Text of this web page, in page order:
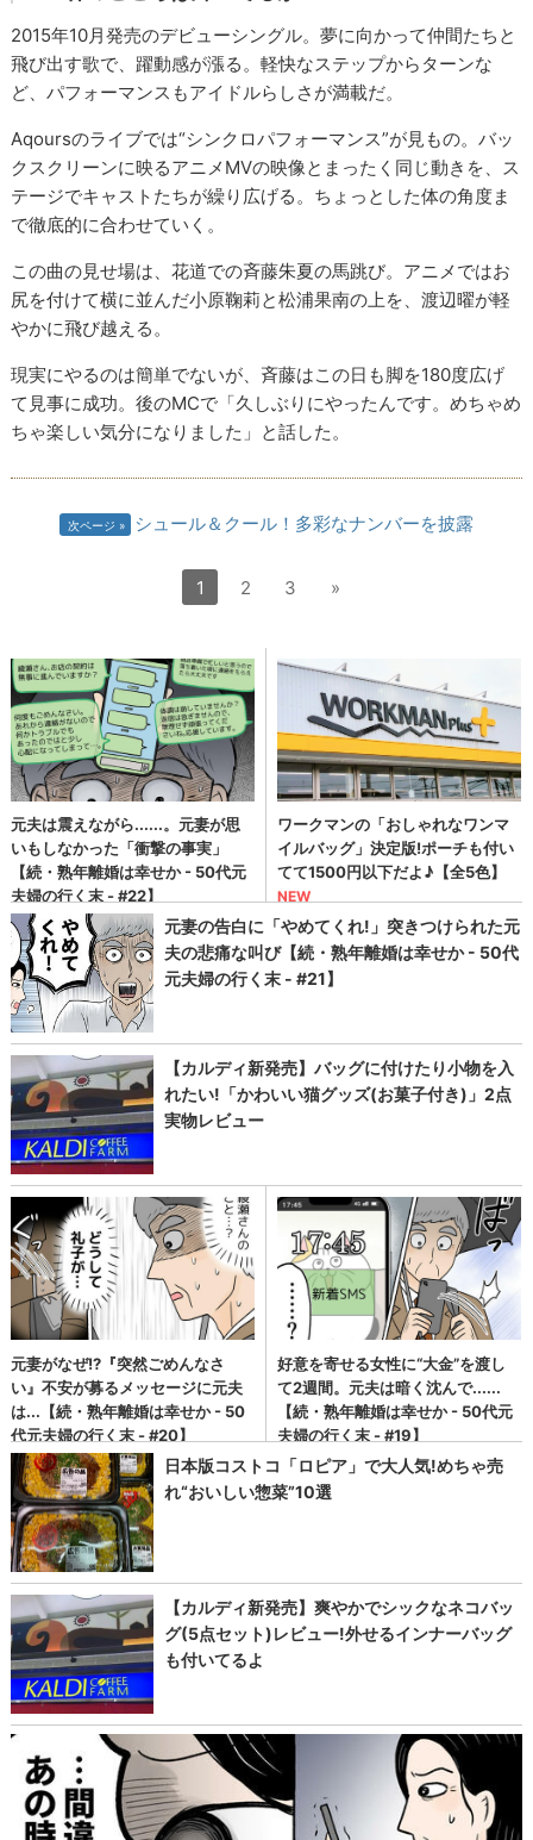
2015年10月発売のデビューシングル。夢に向かって仲間たちと
飛び出す歌で、躍動感が漲る。軽快なステップからターンな
ど、パフォーマンスもアイドルらしさが満載だ。
Aqoursのライブでは“シンクロパフォーマンス”が見もの。バッ
クスクリーンに映るアニメMVの映像とまったく同じ動きを、ス
テージでキャストたちが繰り広げる。ちょっとした体の角度ま
で徹底的に合わせていく。
この曲の見せ場は、花道での斉藤朱夏の馬跳び。アニメではお
尻を付けて横に並んだ小原鞠莉と松浦果南の上を、渡辺曜が軽
やかに飛び越える。
現実にやるのは簡単でないが、斉藤はこの日も脚を180度広げ
て見事に成功。後のMCで「久しぶりにやったんです。めちゃめ
ちゃ楽しい気分になりました」と話した。
次ページ シュール＆クール！多彩なナンバーを披露
1 2 3 »